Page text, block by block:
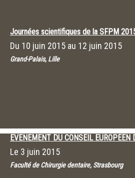
Journées scientifiques de la SFPM
Du 10 juin 2015 au 12 juin 2015
Grand-Palais, Lille
EVENEMENT DU CONSEIL EUROPEEN
Le 3 juin 2015
Faculté de Chirurgie dentaire, Strasbourg